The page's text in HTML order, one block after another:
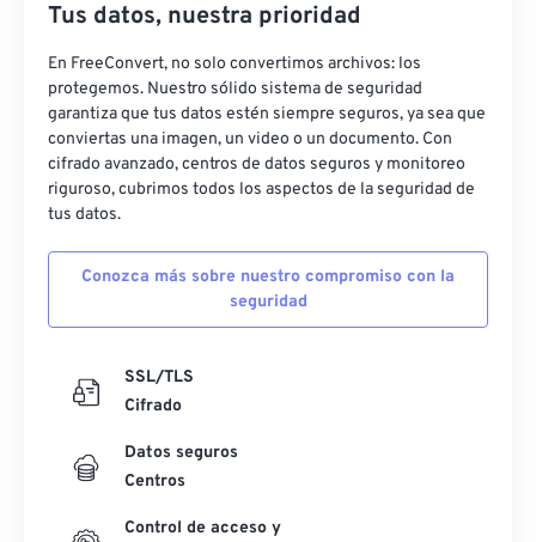
Tus datos, nuestra prioridad
En FreeConvert, no solo convertimos archivos: los
protegemos. Nuestro sólido sistema de seguridad
garantiza que tus datos estén siempre seguros, ya sea que
conviertas una imagen, un video o un documento. Con
cifrado avanzado, centros de datos seguros y monitoreo
riguroso, cubrimos todos los aspectos de la seguridad de
tus datos.
Conozca más sobre nuestro compromiso con la
seguridad
SSL/TLS
Cifrado
Datos seguros
Centros
Control de acceso y